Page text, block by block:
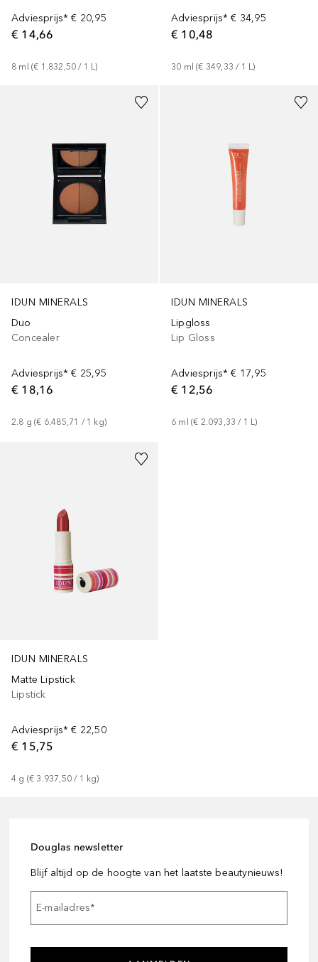
Adviesprijs* € 20,95
€ 14,66
8 ml (€ 1.832,50 / 1 L)
Adviesprijs* € 34,95
€ 10,48
30 ml (€ 349,33 / 1 L)
IDUN MINERALS
Duo
Concealer
Adviesprijs* € 25,95
€ 18,16
2.8 g (€ 6.485,71 / 1 kg)
IDUN MINERALS
Lipgloss
Lip Gloss
Adviesprijs* € 17,95
€ 12,56
6 ml (€ 2.093,33 / 1 L)
IDUN MINERALS
Matte Lipstick
Lipstick
Adviesprijs* € 22,50
€ 15,75
4 g (€ 3.937,50 / 1 kg)
Douglas newsletter
Blijf altijd op de hoogte van het laatste beautynieuws!
E-mailadres*